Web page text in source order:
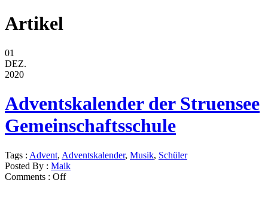
Artikel
01
DEZ.
2020
Adventskalender der Struensee
Gemeinschaftsschule
Tags : Advent, Adventskalender, Musik, Schüler
Posted By : Maik
Comments : Off